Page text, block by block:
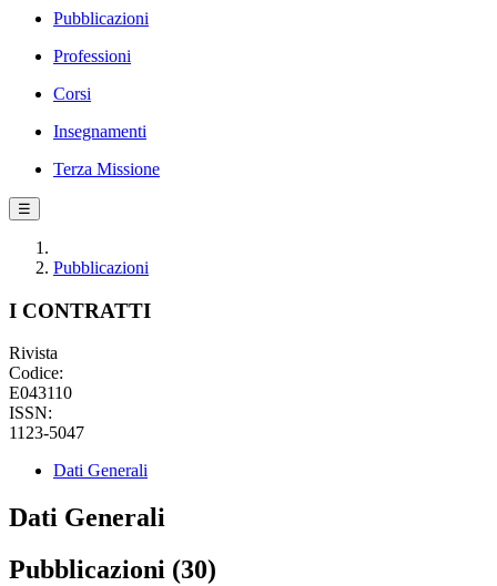
Pubblicazioni
Professioni
Corsi
Insegnamenti
Terza Missione
☰
Pubblicazioni
I CONTRATTI
Rivista
Codice:
E043110
ISSN:
1123-5047
Dati Generali
Dati Generali
Pubblicazioni (30)